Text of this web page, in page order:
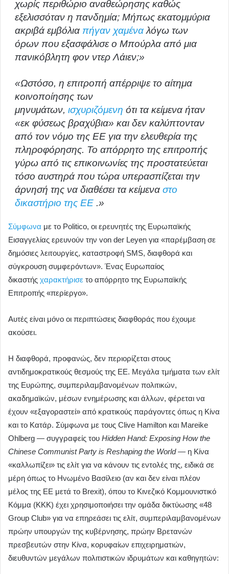
χωρίς περιθώριο αναθεώρησης καθώς
εξελισσόταν η πανδημία; Μήπως εκατομμύρια
ακριβά εμβόλια πήγαν χαμέναλόγω των
όρων που εξασφάλισε ο Μπούρλα από μια
πανικόβλητη φον ντερ Λάιεν;»
«Ωστόσο, η επιτροπή απέρριψε το αίτημα
κοινοποίησης των
μηνυμάτων, ισχυριζόμενη ότι τα κείμενα ήταν
«εκ φύσεως βραχύβια» και δεν καλύπτονταν
από τον νόμο της ΕΕ για την ελευθερία της
πληροφόρησης. Το απόρρητο της επιτροπής
γύρω από τις επικοινωνίες της προστατεύεται
τόσο αυστηρά που τώρα υπερασπίζεται την
άρνησή της να διαθέσει τα κείμενα στο
δικαστήριο της ΕΕ .»
Σύμφωνα με το Politico, οι ερευνητές της Ευρωπαϊκής
Εισαγγελίας ερευνούν την von der Leyen για «παρέμβαση σε
δημόσιες λειτουργίες, καταστροφή SMS, διαφθορά και
σύγκρουση συμφερόντων». Ένας Ευρωπαίος
δικαστής χαρακτήρισε το απόρρητο της Ευρωπαϊκής
Επιτροπής «περίεργο».
Αυτές είναι μόνο οι περιπτώσεις διαφθοράς που έχουμε
ακούσει.
Η διαφθορά, προφανώς, δεν περιορίζεται στους
αντιδημοκρατικούς θεσμούς της ΕΕ. Μεγάλα τμήματα των ελίτ
της Ευρώπης, συμπεριλαμβανομένων πολιτικών,
ακαδημαϊκών, μέσων ενημέρωσης και άλλων, φέρεται να
έχουν «εξαγοραστεί» από κρατικούς παράγοντες όπως η Κίνα
και το Κατάρ. Σύμφωνα με τους Clive Hamilton και Mareike
Ohlberg — συγγραφείς του Hidden Hand: Exposing How the
Chinese Communist Party is Reshaping the World— η Κίνα
«καλλωπίζει» τις ελίτ για να κάνουν τις εντολές της, ειδικά σε
μέρη όπως το Ηνωμένο Βασίλειο (αν και δεν είναι πλέον
μέλος της ΕΕ μετά το Brexit), όπου το Κινεζικό Κομμουνιστικό
Κόμμα (ΚΚΚ) έχει χρησιμοποιήσει την ομάδα δικτύωσης «48
Group Club» για να επηρεάσει τις ελίτ, συμπεριλαμβανομένων
πρώην υπουργών της κυβέρνησης, πρώην Βρετανών
πρεσβευτών στην Κίνα, κορυφαίων επιχειρηματιών,
διευθυντών μεγάλων πολιτιστικών ιδρυμάτων και καθηγητών: